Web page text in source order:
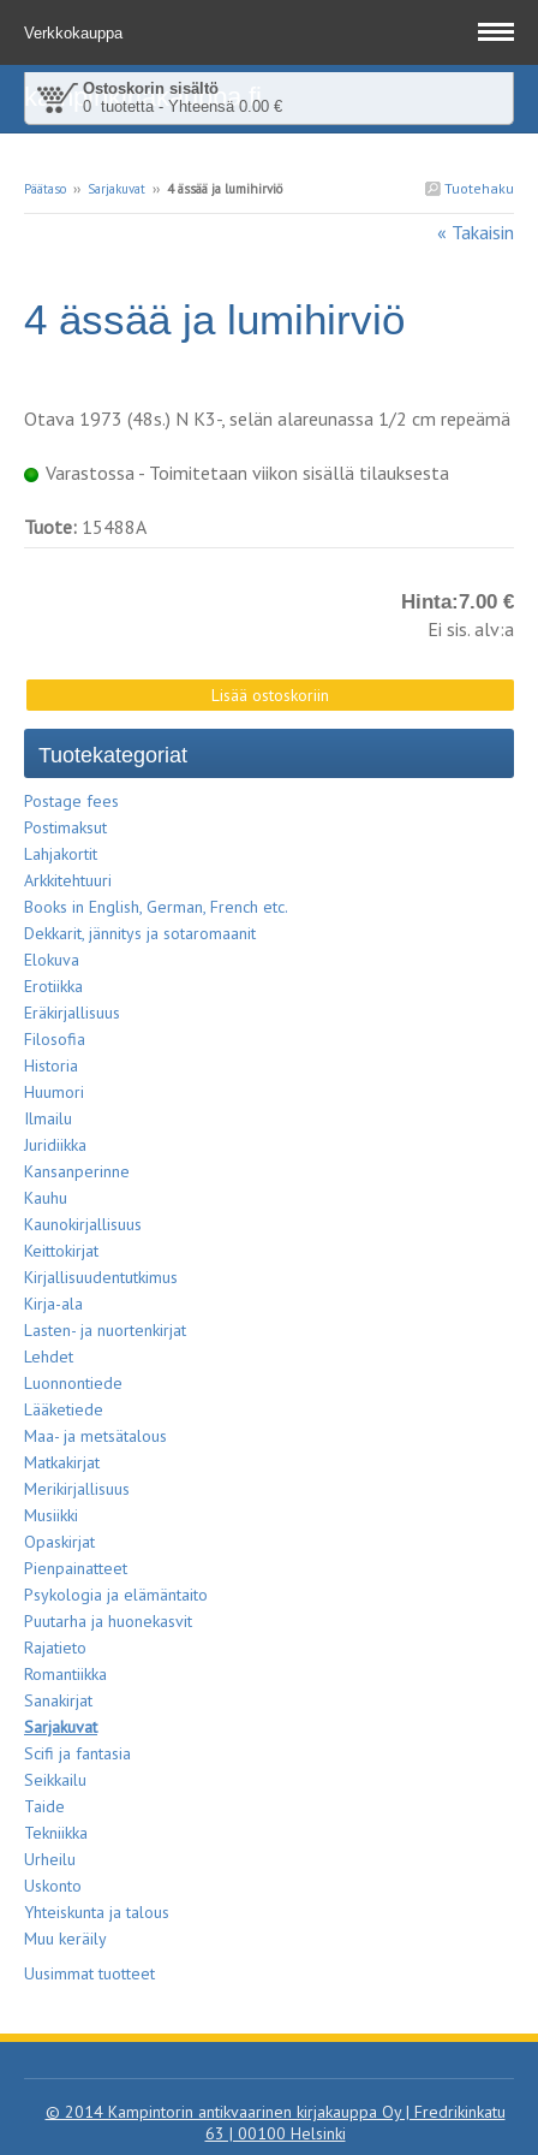
Verkkokauppa
Ostoskorin sisältö
0 tuotetta - Yhteensä 0.00 €
kampinkirjakauppa.fi
Tuotehaku
Päätaso ›› Sarjakuvat ›› 4 ässää ja lumihirviö
« Takaisin
4 ässää ja lumihirviö
Otava 1973 (48s.) N K3-, selän alareunassa 1/2 cm repeämä
Varastossa - Toimitetaan viikon sisällä tilauksesta
Tuote: 15488A
Hinta:7.00 €
Ei sis. alv:a
Tuotekategoriat
Postage fees
Postimaksut
Lahjakortit
Arkkitehtuuri
Books in English, German, French etc.
Dekkarit, jännitys ja sotaromaanit
Elokuva
Erotiikka
Eräkirjallisuus
Filosofia
Historia
Huumori
Ilmailu
Juridiikka
Kansanperinne
Kauhu
Kaunokirjallisuus
Keittokirjat
Kirjallisuudentutkimus
Kirja-ala
Lasten- ja nuortenkirjat
Lehdet
Luonnontiede
Lääketiede
Maa- ja metsätalous
Matkakirjat
Merikirjallisuus
Musiikki
Opaskirjat
Pienpainatteet
Psykologia ja elämäntaito
Puutarha ja huonekasvit
Rajatieto
Romantiikka
Sanakirjat
Sarjakuvat
Scifi ja fantasia
Seikkailu
Taide
Tekniikka
Urheilu
Uskonto
Yhteiskunta ja talous
Muu keräily
Uusimmat tuotteet
© 2014 Kampintorin antikvaarinen kirjakauppa Oy | Fredrikinkatu
63 | 00100 Helsinki